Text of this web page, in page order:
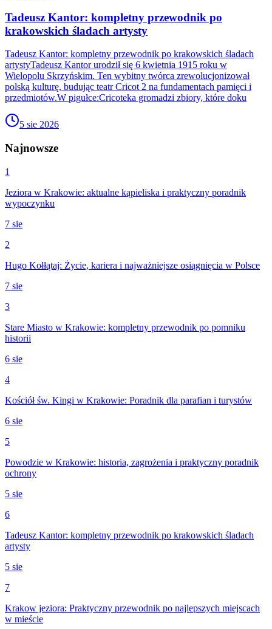
Tadeusz Kantor: kompletny przewodnik po
krakowskich śladach artysty
Tadeusz Kantor: kompletny przewodnik po krakowskich śladach
artystyTadeusz Kantor urodził się 6 kwietnia 1915 roku w
Wielopolu Skrzyńskim. Ten wybitny twórca zrewolucjonizował
polską kulturę, budując teatr Cricot 2 na fundamentach pamięci i
przedmiotów.W pigułce:Cricoteka gromadzi zbiory, które doku
5 sie 2026
Najnowsze
1
Jeziora w Krakowie: aktualne kąpieliska i praktyczny poradnik
wypoczynku
7 sie
2
Hugo Kołłątaj: Życie, kariera i najważniejsze osiągnięcia w Polsce
7 sie
3
Stare Miasto w Krakowie: kompletny przewodnik po pomniku
historii
6 sie
4
Kościół św. Kingi w Krakowie: Poradnik dla parafian i turystów
6 sie
5
Powodzie w Krakowie: historia, zagrożenia i praktyczny poradnik
ochrony
5 sie
6
Tadeusz Kantor: kompletny przewodnik po krakowskich śladach
artysty
5 sie
7
Krakow jeziora: Praktyczny przewodnik po najlepszych miejscach
w mieście